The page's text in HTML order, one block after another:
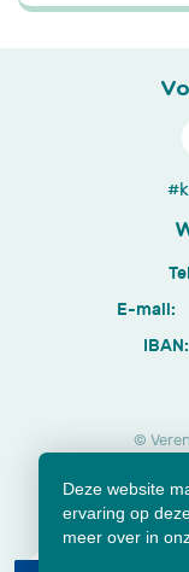
Deze website
ervaring op
meer over in
E-mail:
IBAN:
©
Lidmaatschap